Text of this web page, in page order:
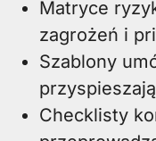
Matryce
zagrożeń i
Szablony
Checklisty